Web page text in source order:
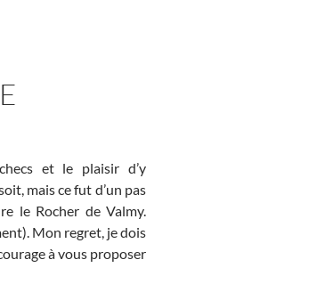
et le plaisir d’y
mais ce fut d’un pas
le Rocher de Valmy.
Mon regret, je dois
à vous proposer